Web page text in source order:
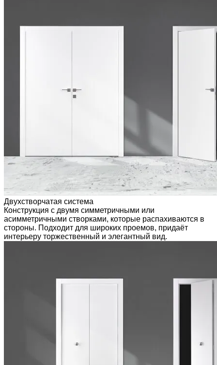
Двухстворчатая система
Конструкция с двумя симметричными или
асимметричными створками, которые распахиваются в
стороны. Подходит для широких проемов, придаёт
интерьеру торжественный и элегантный вид.